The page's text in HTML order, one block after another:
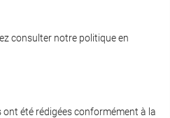
consulter notre politique en
été rédigées conformément à la